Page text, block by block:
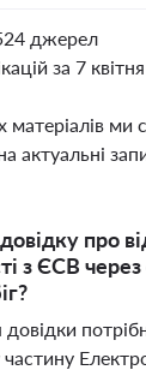
джерел
за 7 квітня
матеріалів
актуальні
про
з ЄСВ